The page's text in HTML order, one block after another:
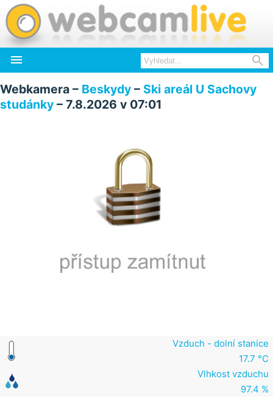
 
Webkamera – Beskydy – Ski areál U Sachovy
studánky – 7.8.2026 v 07:01
Vzduch - dolní stanice
17.7 °C
Vlhkost vzduchu
97.4 %